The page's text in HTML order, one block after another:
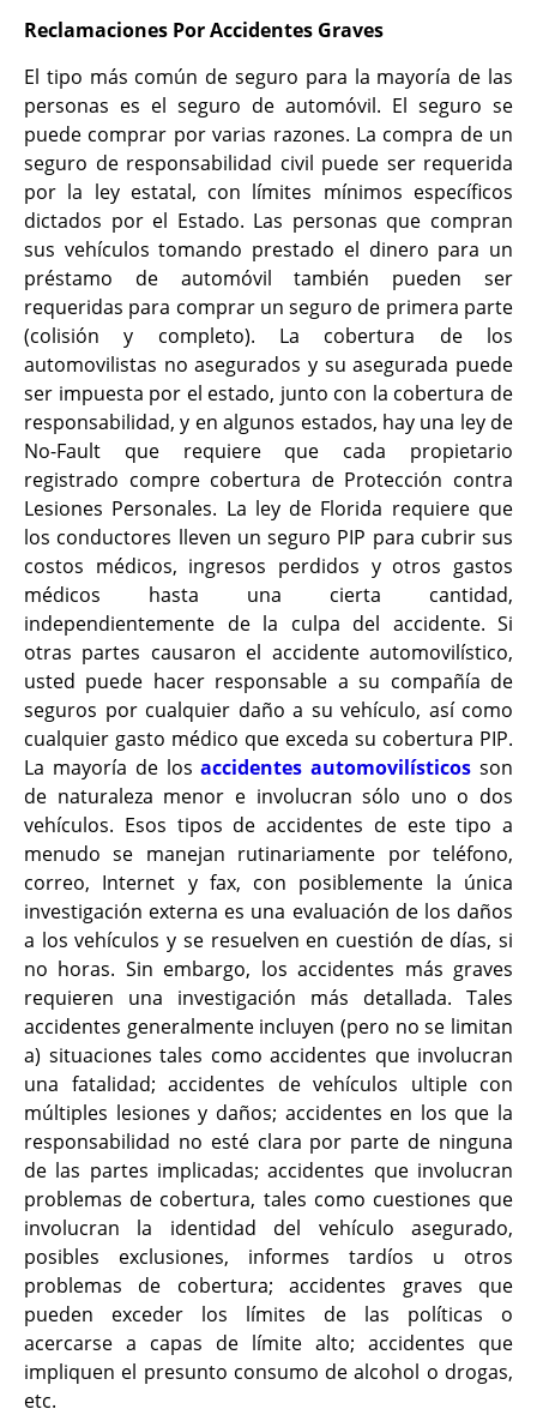
Reclamaciones Por Accidentes Graves
El tipo más común de seguro para la mayoría de las
personas es el seguro de automóvil. El seguro se
puede comprar por varias razones. La compra de un
seguro de responsabilidad civil puede ser requerida
por la ley estatal, con límites mínimos específicos
dictados por el Estado. Las personas que compran
sus vehículos tomando prestado el dinero para un
préstamo de automóvil también pueden ser
requeridas para comprar un seguro de primera parte
(colisión y completo). La cobertura de los
automovilistas no asegurados y su asegurada puede
ser impuesta por el estado, junto con la cobertura de
responsabilidad, y en algunos estados, hay una ley de
No-Fault que requiere que cada propietario
registrado compre cobertura de Protección contra
Lesiones Personales. La ley de Florida requiere que
los conductores lleven un seguro PIP para cubrir sus
costos médicos, ingresos perdidos y otros gastos
médicos hasta una cierta cantidad,
independientemente de la culpa del accidente. Si
otras partes causaron el accidente automovilístico,
usted puede hacer responsable a su compañía de
seguros por cualquier daño a su vehículo, así como
cualquier gasto médico que exceda su cobertura PIP.
La mayoría de losaccidentes automovilísticos son
de naturaleza menor e involucran sólo uno o dos
vehículos. Esos tipos de accidentes de este tipo a
menudo se manejan rutinariamente por teléfono,
correo, Internet y fax, con posiblemente la única
investigación externa es una evaluación de los daños
a los vehículos y se resuelven en cuestión de días, si
no horas. Sin embargo, los accidentes más graves
requieren una investigación más detallada. Tales
accidentes generalmente incluyen (pero no se limitan
a) situaciones tales como accidentes que involucran
una fatalidad; accidentes de vehículos ultiple con
múltiples lesiones y daños; accidentes en los que la
responsabilidad no esté clara por parte de ninguna
de las partes implicadas; accidentes que involucran
problemas de cobertura, tales como cuestiones que
involucran la identidad del vehículo asegurado,
posibles exclusiones, informes tardíos u otros
problemas de cobertura; accidentes graves que
pueden exceder los límites de las políticas o
acercarse a capas de límite alto; accidentes que
impliquen el presunto consumo de alcohol o drogas,
etc.